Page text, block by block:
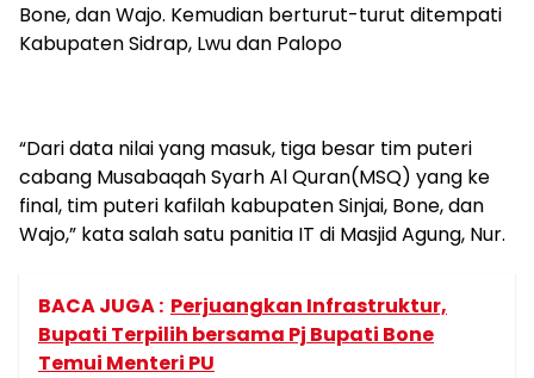
Bone, dan Wajo. Kemudian berturut-turut ditempati
Kabupaten Sidrap, Lwu dan Palopo
“Dari data nilai yang masuk, tiga besar tim puteri
cabang Musabaqah Syarh Al Quran(MSQ) yang ke
final, tim puteri kafilah kabupaten Sinjai, Bone, dan
Wajo,” kata salah satu panitia IT di Masjid Agung, Nur.
BACA JUGA : Perjuangkan Infrastruktur,
Bupati Terpilih bersama Pj Bupati Bone
Temui Menteri PU